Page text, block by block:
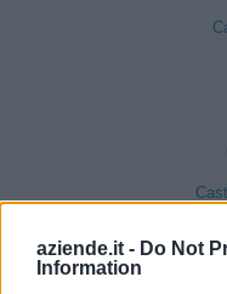
aziende.it - Do Not
Information